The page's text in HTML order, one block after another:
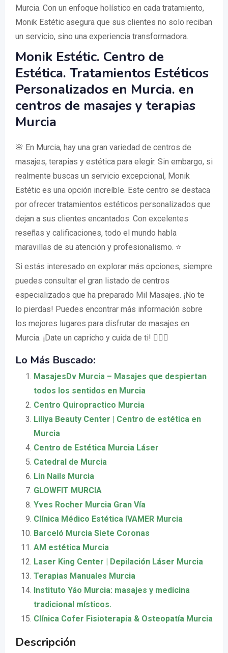
Murcia. Con un enfoque holístico en cada tratamiento,
Monik Estétic asegura que sus clientes no solo reciban
un servicio, sino una experiencia transformadora.
Monik Estétic. Centro de
Estética. Tratamientos Estéticos
Personalizados en Murcia. en
centros de masajes y terapias
Murcia
🌸 En Murcia, hay una gran variedad de centros de
masajes, terapias y estética para elegir. Sin embargo, si
realmente buscas un servicio excepcional, Monik
Estétic es una opción increíble. Este centro se destaca
por ofrecer tratamientos estéticos personalizados que
dejan a sus clientes encantados. Con excelentes
reseñas y calificaciones, todo el mundo habla
maravillas de su atención y profesionalismo. ⭐
Si estás interesado en explorar más opciones, siempre
puedes consultar el gran listado de centros
especializados que ha preparado Mil Masajes. ¡No te
lo pierdas! Puedes encontrar más información sobre
los mejores lugares para disfrutar de masajes en
Murcia. ¡Date un capricho y cuida de ti! 💆‍♀️✨
Lo Más Buscado:
MasajesDv Murcia – Masajes que despiertan
todos los sentidos en Murcia
Centro Quiropractico Murcia
Liliya Beauty Center | Centro de estética en
Murcia
Centro de Estética Murcia Láser
Catedral de Murcia
Lin Nails Murcia
GLOWFIT MURCIA
Yves Rocher Murcia Gran Vía
Clínica Médico Estética IVAMER Murcia
Barceló Murcia Siete Coronas
AM estética Murcia
Laser King Center | Depilación Láser Murcia
Terapias Manuales Murcia
Instituto Yáo Murcia: masajes y medicina
tradicional místicos.
Clínica Cofer Fisioterapia & Osteopatía Murcia
Descripción